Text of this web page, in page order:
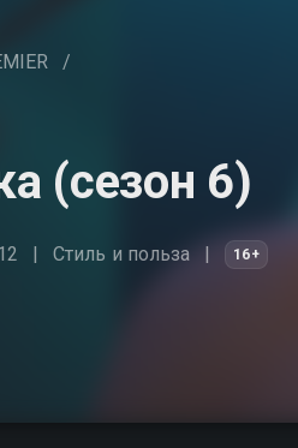
/
(сезон 6)
Стиль и польза 16+